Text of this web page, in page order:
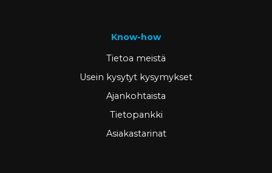
Know-how
Tietoa meistä
Usein kysytyt kysymykset
Ajankohtaista
Tietopankki
Asiakastarinat